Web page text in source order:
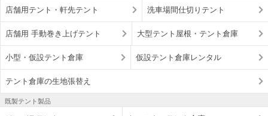
店舗用テント・軒先テント 洗車場間仕切りテント
店舗用 手動巻き上げテント 大型テント屋根・テント倉庫
小型・仮設テント倉庫 仮設テント倉庫レンタル
テント倉庫の生地張替え
既製テント製品